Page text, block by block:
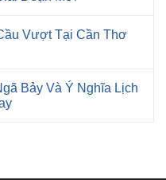
Vượt Tại Cần Thơ
Bảy Và Ý Nghĩa Lịch